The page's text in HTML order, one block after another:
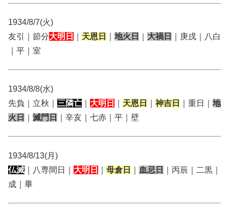
1934/8/7(火)
友引｜節分大明日 天恩日 地火日 大禍日
｜庚戌｜八白
｜平｜室
1934/8/8(水)
先負｜立秋｜ 三隣亡 大明日 天恩日 神吉日 ｜重日｜ 地
火日
滅門日 ｜辛亥｜七赤｜平｜壁
1934/8/13(月)
仏滅 ｜八専間日｜ 大明日 母倉日 血忌日
｜丙辰｜二黒｜
成｜畢